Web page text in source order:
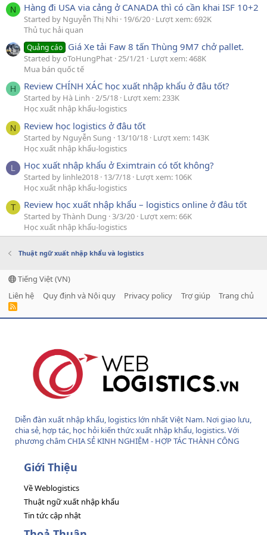
N Hàng đi USA via cảng ở CANADA thì có cần khai ISF 10+2
Started by Nguyễn Thị Nhi 19/6/20 Lượt xem: 692K
Thủ tục hải quan
Quảng cáo Giá Xe tải Faw 8 tấn Thùng 9M7 chở pallet.
Started by oToHungPhat 25/1/21
Lượt xem: 468K
Mua bán quốc tế
H Review CHÍNH XÁC học xuất nhập khẩu ở đâu tốt?
Started by Hà Linh 2/5/18 Lượt xem: 233K
Học xuất nhập khẩu-logistics
N Review học logistics ở đâu tốt
Started by Nguyễn Sung 13/10/18 Lượt xem: 143K
Học xuất nhập khẩu-logistics
L Học xuất nhập khẩu ở Eximtrain có tốt không?
Started by linhle2018 13/7/18 Lượt xem: 106K
Học xuất nhập khẩu-logistics
T Review học xuất nhập khẩu – logistics online ở đâu tốt
Started by Thành Dung 3/3/20 Lượt xem: 66K
Học xuất nhập khẩu-logistics
Thuật ngữ xuất nhập khẩu và logistics
Tiếng Việt (VN)
Liên hệ
Quy định và Nội quy Privacy policy Trợ giúp Trang chủ
R
Diễn đàn xuất nhập khẩu, logistics lớn nhất Việt Nam. Nơi giao lưu,
chia sẻ, hợp tác, học hỏi kiến thức xuất nhập khẩu, logistics. Với
phương châm CHIA SẺ KINH NGHIỆM - HỢP TÁC THÀNH CÔNG
Giới Thiệu
Về Weblogistics
Thuật ngữ xuất nhập khẩu
Tin tức cập nhật